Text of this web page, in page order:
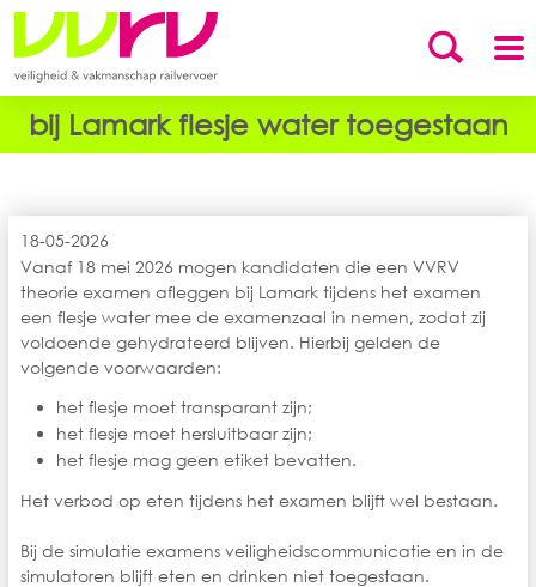
bij Lamark flesje water toegestaan
18-05-2026
Vanaf 18 mei 2026 mogen kandidaten die een VVRV
theorie examen afleggen bij Lamark tijdens het examen
een flesje water mee de examenzaal in nemen, zodat zij
voldoende gehydrateerd blijven. Hierbij gelden de
volgende voorwaarden:
het flesje moet transparant zijn;
het flesje moet hersluitbaar zijn;
het flesje mag geen etiket bevatten.
Het verbod op eten tijdens het examen blijft wel bestaan.
Bij de simulatie examens veiligheidscommunicatie en in de
simulatoren blijft eten en drinken niet toegestaan.